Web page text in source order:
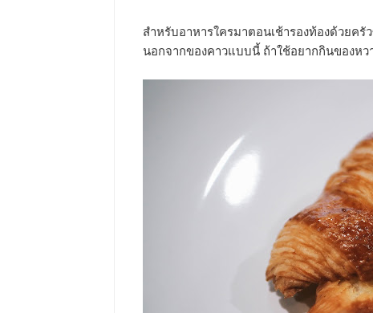
สำหรับอาหารใครมาตอนเช้ารองท้องด้วยค
นอกจากของคาวแบบนี้ ถ้าใช้อยากกินของห